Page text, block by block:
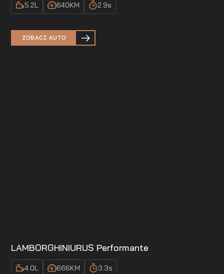
5.2L 640KM 2.9s
ZOBACZ AUTO
LAMBORGHINIURUS Performante
4.0L 666KM 3.3s